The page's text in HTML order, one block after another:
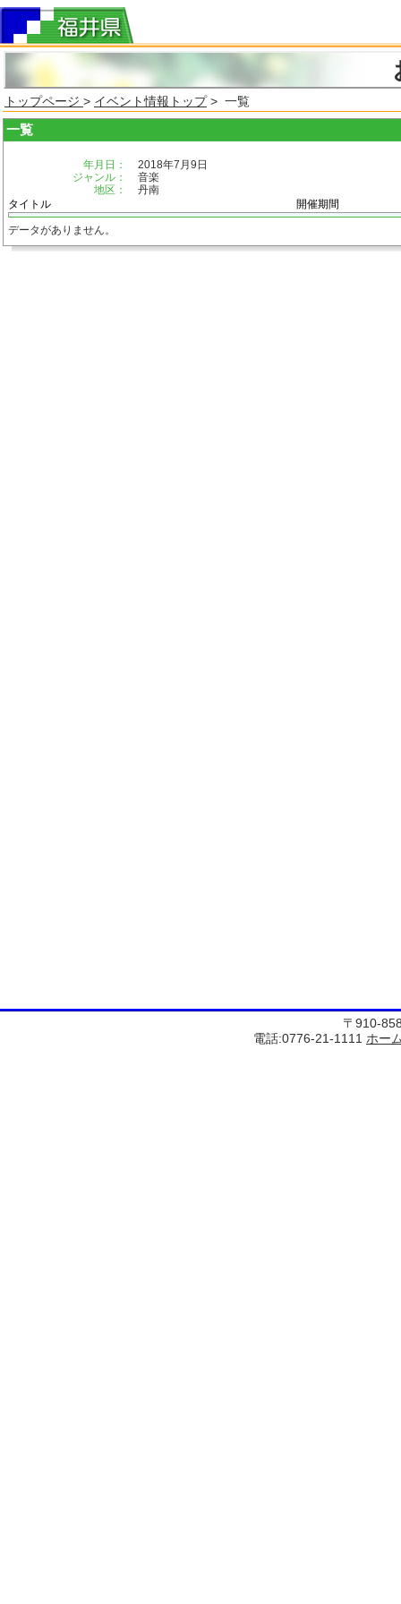
トップページ > イベント情報トップ> 一覧
一覧
年月日：
2018年7月9日
ジャンル：
音楽
地区：
丹南
タイトル
開催期間
データがありません。
〒910-
電話:0776-21-1111 ホー